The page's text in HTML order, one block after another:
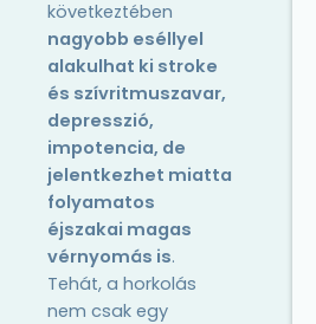
következtében
nagyobb eséllyel
alakulhat ki stroke
és szívritmuszavar,
depresszió,
impotencia, de
jelentkezhet miatta
folyamatos
éjszakai magas
vérnyomás is.
Tehát, a horkolás
nem csak egy